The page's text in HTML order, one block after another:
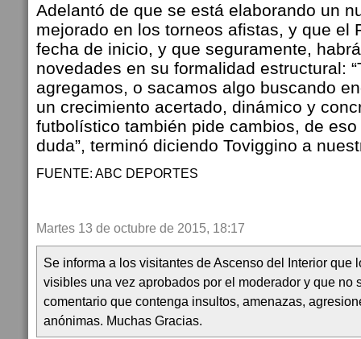
Adelantó de que se está elaborando un
mejorado en los torneos afistas, y que el
fecha de inicio, y que seguramente,
novedades en su formalidad estructural:
agregamos, o sacamos algo buscando
un crecimiento acertado, dinámico y
futbolístico también pide cambios, de
duda”, terminó diciendo Toviggino a
FUENTE: ABC DEPORTES
Martes 13 de octubre de 2015, 18:17
Se informa a los visitantes de Ascenso del Interior que
visibles una vez aprobados por el moderador y que no
comentario que contenga insultos, amenazas,
anónimas. Muchas Gracias.